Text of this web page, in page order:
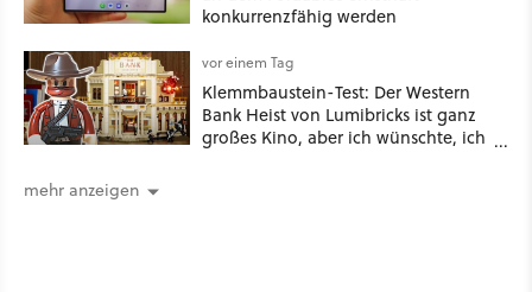
konkurrenzfähig werden
vor einem Tag
Klemmbaustein-Test: Der Western
Bank Heist von Lumibricks ist ganz
großes Kino, aber ich wünschte, ich
mehr anzeigen